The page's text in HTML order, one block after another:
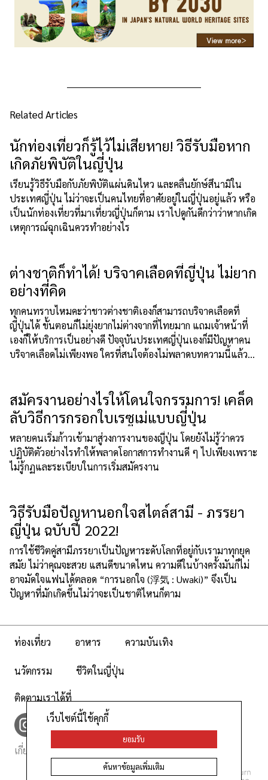
Related Articles
นักท่องเที่ยวก็รู้ไว้ไม่เสียหาย! วิธีรับมือหาก
เกิดภัยพิบัติในญี่ปุ่น
เรียนรู้วิธีรับมือกับภัยพิบัติแผ่นดินไหว และคลื่นยักษ์สึนามิใน
ประเทศญี่ปุ่น ไม่ว่าจะเป็นคนไทยที่อาศัยอยู่ในญี่ปุ่นอยู่แล้ว หรือ
เป็นนักท่องเที่ยวที่มาเที่ยวญี่ปุ่นก็ตาม เราไปดูกันดีกว่าว่าหากเกิด
เหตุการณ์ฉุกเฉินควรทำอย่างไร
ต่างชาติก็ทำได้! บริจาคเลือดที่ญี่ปุ่น ไม่ยาก
อย่างที่คิด
ืทุกคนทราบไหมคะว่าชาวต่างชาติเองก็สามารถบริจาคเลือดที่
ญี่ปุ่นได้ ขั้นตอนก็ไม่ยุ่งยากไม่ต่างจากที่ไทยมาก แถมเจ้าหน้าที่
เองก็ให้บริการเป็นอย่างดี ปัจจุบันประเทศญี่ปุ่นเองก็มีปัญหาคน
บริจาคเลือดไม่เพียงพอ ใครที่สนใจต้องไม่พลาดบทความนี้แล้ว
สมัครงานอย่างไรให้โดนใจกรรมการ! เคล็ด
ลับวิธีการกรอกใบเรซูเม่แบบญี่ปุ่น
หลายคนเริ่มก้าวเข้ามาสู่วงการงานของญี่ปุ่น โดยยังไม่รู้ว่าควร
ปฏิบัติตัวอย่างไรทำให้พลาดโอกาสการทำงานดี ๆ ไปเพียงเพราะ
ไม่รู้กฏและระเบียบในการเริ่มสมัครงาน
วิธีรับมือปัญหานอกใจสไตล์สามี - ภรรยา
ญี่ปุ่น ฉบับปี 2022!
การใช้ชีวิตคู่สามีภรรยาเป็นปัญหาระดับโลกที่อยู่กับเรามาทุกยุค
สมัย ไม่ว่าคุณจะสวย แสนดีขนาดไหน ความดีในบ้างครั้งมันก็ไม่
อาจมัดใจแฟนได้ตลอด “การนอกใจ (浮気 : Uwaki)” จึงเป็น
ปัญหาที่มักเกิดขึ้นไม่ว่าจะเป็นชาติไหนก็ตาม
ท่องเที่ยว อาหาร ความบันเทิง
นวัตกรรม ชีวิตในญี่ปุ่น
ติดตามเราได้ที่
เกี่ยวกับเรา นโยบายเว็บไซต์
เว็บไซต์นี้ใช้คุกกี้
ยอมรับ
ค้นหาข้อมูลเพิ่มเติม